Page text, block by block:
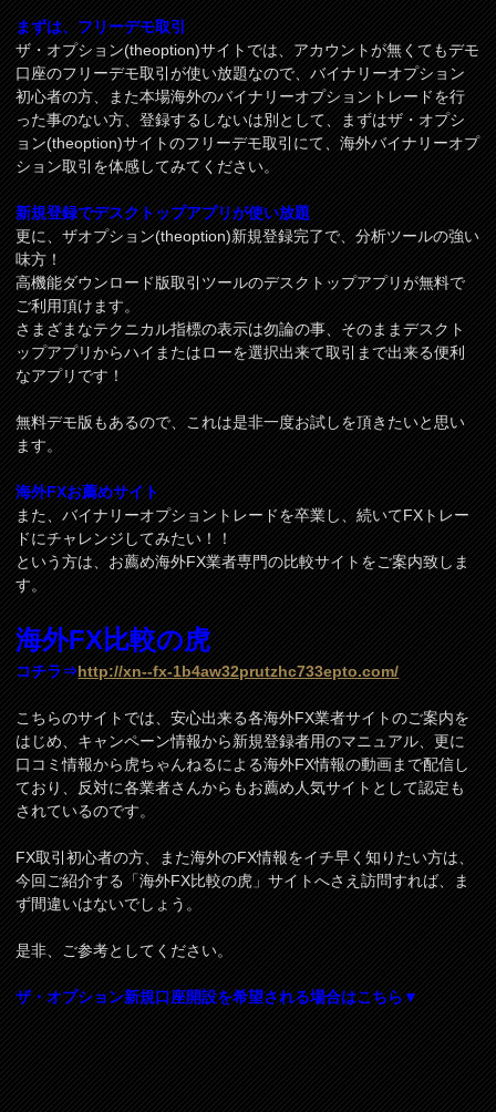
まずは、フリーデモ取引
ザ・オプション(theoption)サイトでは、アカウントが無くてもデモ
口座のフリーデモ取引が使い放題なので、バイナリーオプション
初心者の方、また本場海外のバイナリーオプショントレードを行
った事のない方、登録するしないは別として、まずはザ・オプシ
ョン(theoption)サイトのフリーデモ取引にて、海外バイナリーオプ
ション取引を体感してみてください。
新規登録でデスクトップアプリが使い放題
更に、ザオプション(theoption)新規登録完了で、分析ツールの強い
味方！
高機能ダウンロード版取引ツールのデスクトップアプリが無料で
ご利用頂けます。
さまざまなテクニカル指標の表示は勿論の事、そのままデスクト
ップアプリからハイまたはローを選択出来て取引まで出来る便利
なアプリです！
無料デモ版もあるので、これは是非一度お試しを頂きたいと思い
ます。
海外FXお薦めサイト
また、バイナリーオプショントレードを卒業し、続いてFXトレー
ドにチャレンジしてみたい！！
という方は、お薦め海外FX業者専門の比較サイトをご案内致しま
す。
海外FX比較の虎
コチラ⇒http://xn--fx-1b4aw32prutzhc733epto.com/
こちらのサイトでは、安心出来る各海外FX業者サイトのご案内を
はじめ、キャンペーン情報から新規登録者用のマニュアル、更に
口コミ情報から虎ちゃんねるによる海外FX情報の動画まで配信し
ており、反対に各業者さんからもお薦め人気サイトとして認定も
されているのです。
FX取引初心者の方、また海外のFX情報をイチ早く知りたい方は、
今回ご紹介する「海外FX比較の虎」サイトへさえ訪問すれば、ま
ず間違いはないでしょう。
是非、ご参考としてください。
ザ・オプション新規口座開設を希望される場合はこちら▼